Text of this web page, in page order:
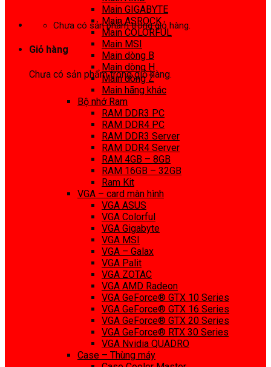
Chưa có sản phẩm trong giỏ hàng.
Giỏ hàng
Chưa có sản phẩm trong giỏ hàng.
Main GIGABYTE
Main ASROCK
Main COLORFUL
Main MSI
Main dòng B
Main dòng H
Main dòng Z
Main hãng khác
Bộ nhớ Ram
RAM DDR3 PC
RAM DDR4 PC
RAM DDR3 Server
RAM DDR4 Server
RAM 4GB – 8GB
RAM 16GB – 32GB
Ram Kit
VGA – card màn hình
VGA ASUS
VGA Colorful
VGA Gigabyte
VGA MSI
VGA – Galax
VGA Palit
VGA ZOTAC
VGA AMD Radeon
VGA GeForce® GTX 10 Series
VGA GeForce® GTX 16 Series
VGA GeForce® GTX 20 Series
VGA GeForce® RTX 30 Series
VGA Nvidia QUADRO
Case – Thùng máy